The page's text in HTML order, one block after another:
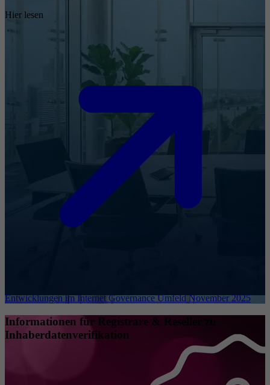
Hier lesen
Entwicklungen im Internet Governance Umfeld November 2025
Informationen für Registrare & Reseller zu
Inhaberdatenverifikation